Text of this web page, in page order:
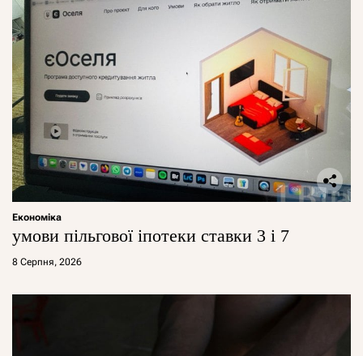
Економіка
умови пільгової іпотеки ставки 3 і 7
8 Серпня, 2026